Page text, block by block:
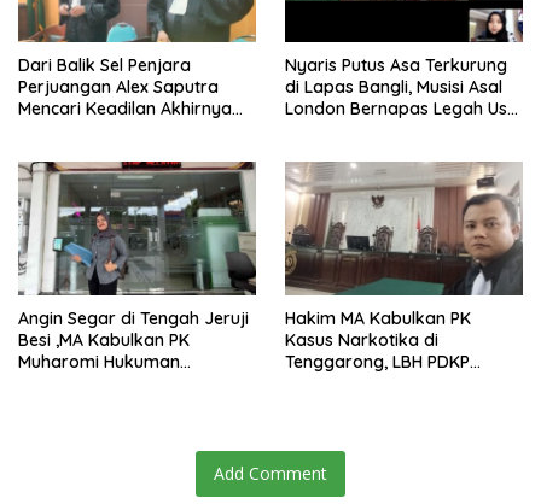
Dari Balik Sel Penjara
Perjuangan Alex Saputra
Mencari Keadilan Akhirnya
Nyaris Putus Asa Terkurung
di Lapas Bangli, Musisi Asal
London Bernapas Legah Usai
Angin Segar di Tengah Jeruji
Besi ,MA Kabulkan PK
Muharomi Hukuman
Hakim MA Kabulkan PK
Kasus Narkotika di
Tenggarong, LBH PDKP
Add Comment